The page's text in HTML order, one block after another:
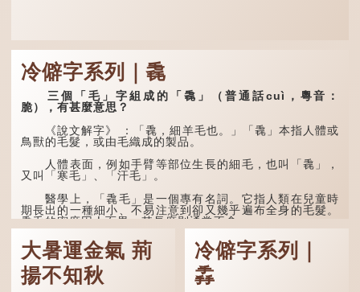
冷僻字系列｜毳
三個「毛」字組成的「毳」（普通話cuì，粵音：
脆），有甚麼意思？
《說文解字》 ：「毳，細羊毛也。」「毳」本指人體或
鳥獸的毛髮，或由毛織成的製品。
人體表面，例如手臂等部位生長的細毛，也叫「毳」，
又叫「寒毛」、「汗毛」。
醫學上，「毳毛」是一個專有名詞。它指人類在兒童時
期長出的一種細小、不易注意到卻又幾乎遍布全身的毛髮。
毳毛的密度因人而異，其長度則通常不會...
大暑運金氣 荊
揚不知秋
冷僻字系列｜
掱